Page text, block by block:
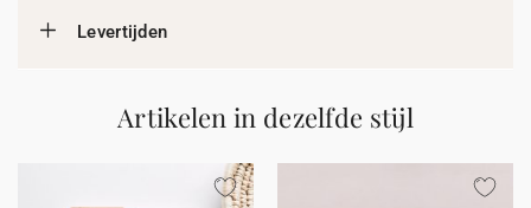
Levertijden
Artikelen in dezelfde stijl